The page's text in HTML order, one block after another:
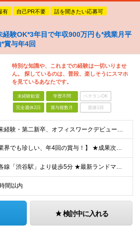
有 自己PR不要 話を聞きたい応募可
経験OK*3年目で年収900万円も*残業月平
賞与年4回
特別な知識や、これまでの経験は一切いりませ
ん。 探しているのは、普段、楽しそうにスマホ
を見ているあなたです。
未経験歓迎 学歴不問 ベテランOK
完全週休2日 賞与複数月 面接1回
★未経験・第二新卒、オフィスワークデビュー大歓迎 ★平均年齢は28.6歳！ ★20代の若手メンバーが中心になって活躍している職場です！ ●学歴不問 ※35歳以下の方（若年層の長期キャリア形成） ★こ
【業界でも珍しい、年4回の賞与！】 ★成果次第でスピード昇給可 →20代で年収700万〜900万超も！ ■未経験：月給26〜30万円＋賞与年4回（業績による）＋各種手当 ※経験・スキルを考慮して決定
★各線「渋谷駅」より徒歩5分 ★最新ランドマークオフィスです！ ★転勤はありません 【本社】 東京都渋谷区道玄坂2-25-12 道玄坂通 dogenzaka-dori 5階 ※(変更の範囲)上記を除
間以内
検討中に入れる